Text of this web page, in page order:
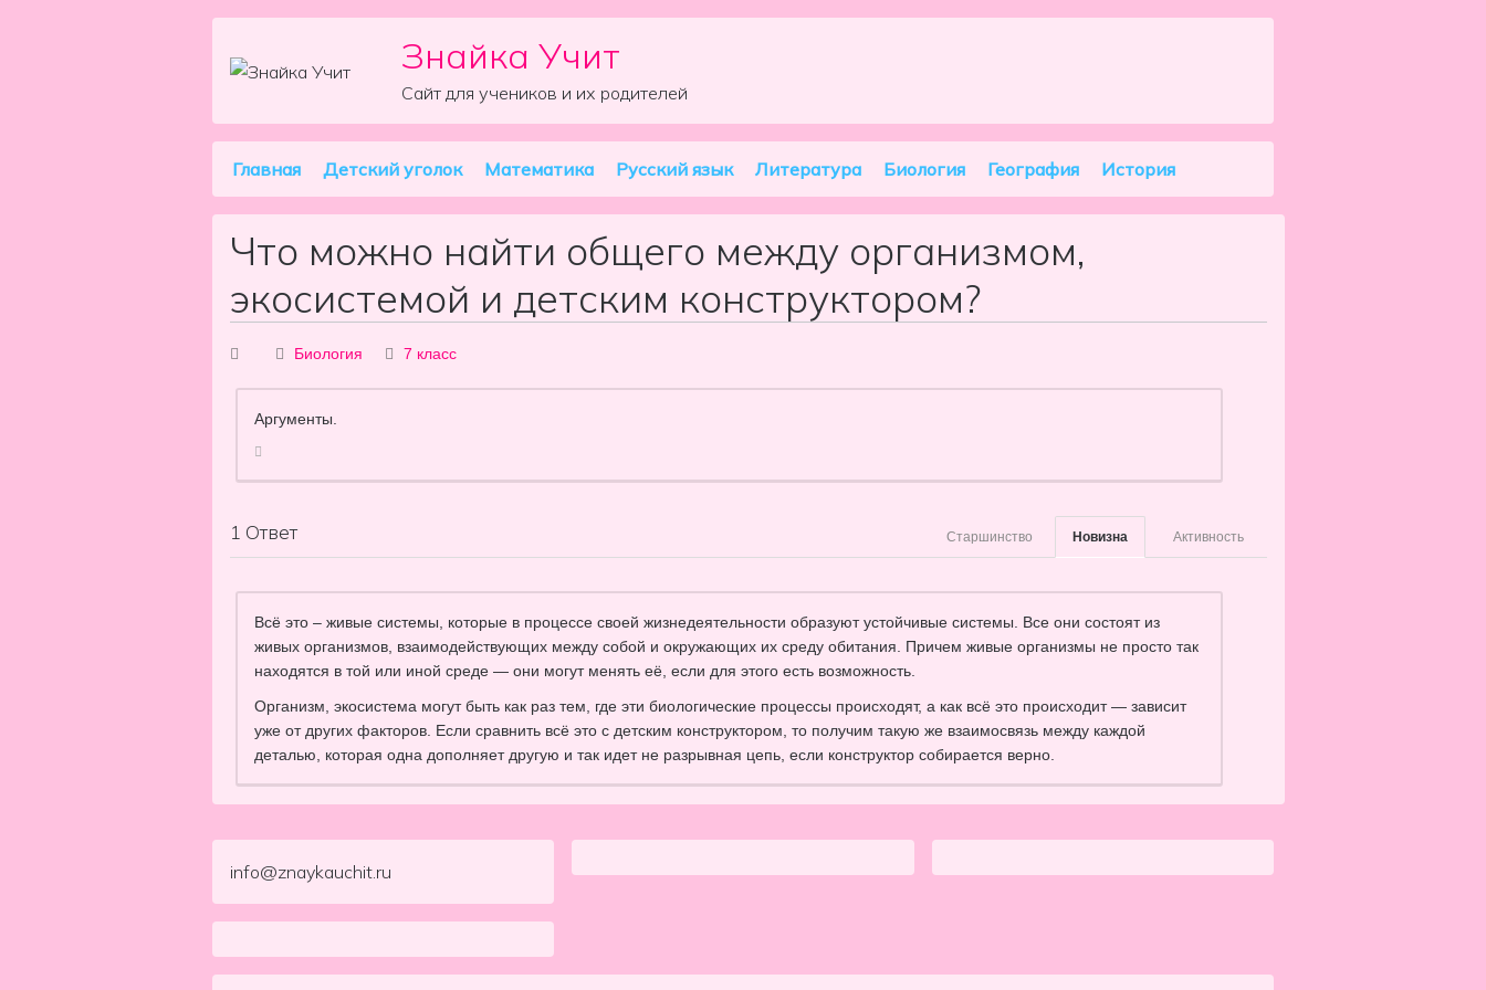
Skip to content Знайка Учит
Сайт для учеников и их родителей
Main Navigation
Главная Детский уголок Математика Русский язык Литература Биология География История
Что можно найти общего между организмом,
экосистемой и детским конструктором?
Биология 7 класс
Аргументы.
1 Ответ Активность
Новизна
Старшинство
Всё это – живые системы, которые в процессе своей жизнедеятельности образуют устойчивые системы. Все они состоят из
живых организмов, взаимодействующих между собой и окружающих их среду обитания. Причем живые организмы не просто так
находятся в той или иной среде — они могут менять её, если для этого есть возможность.
Организм, экосистема могут быть как раз тем, где эти биологические процессы происходят, а как всё это происходит — зависит
уже от других факторов. Если сравнить всё это с детским конструктором, то получим такую же взаимосвязь между каждой
деталью, которая одна дополняет другую и так идет не разрывная цепь, если конструктор собирается верно.
info@znaykauchit.ru